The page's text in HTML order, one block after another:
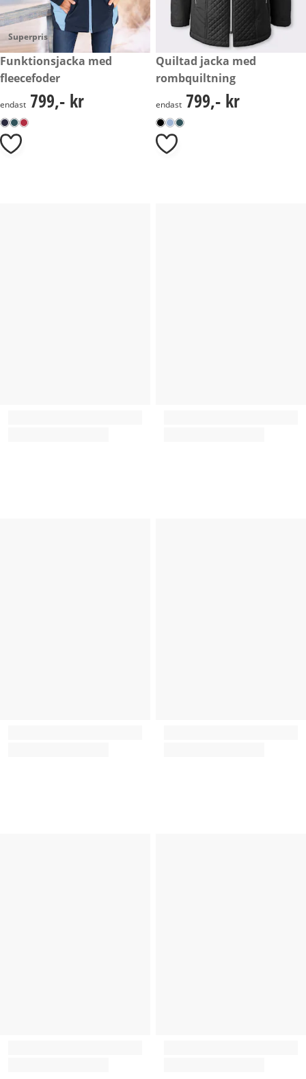
Superpris
799,- kr
Funktionsjacka med
fleecefoder
799,- kr
endast 799,- kr
799,- kr
Quiltad jacka med
rombquiltning
799,- kr
endast 799,- kr